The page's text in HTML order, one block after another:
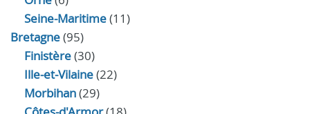
Seine-Maritime(11)
Bretagne(95)
Finistère(30)
Ille-et-Vilaine(22)
Morbihan(29)